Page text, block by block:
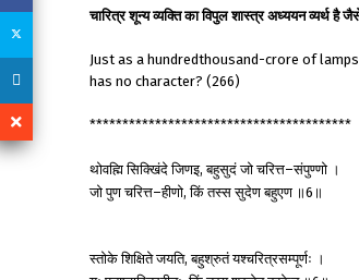
चारित्र शून्य व्यक्ति का विपुल शास्त्र अध्ययन व्यर्थ
Just as a hundredthousand-crore of
has no character? (266)
****************************************
थोवह्मिसिक्खिंदेजिणइ,बहुसुदंजोचरित्त–संपुण्णो ।
जोपुणचरित्त–हीणो,किंतस्ससुदेणबहुएण ॥6 ॥
स्तोकेशिक्षितेजयति,बहुश्रुतंयश्चरित्रसम्पूर्णः ।